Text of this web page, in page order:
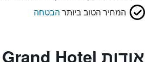
המחיר הטוב ביותר הבטחה
אודות Michelangelo Grand Hotel